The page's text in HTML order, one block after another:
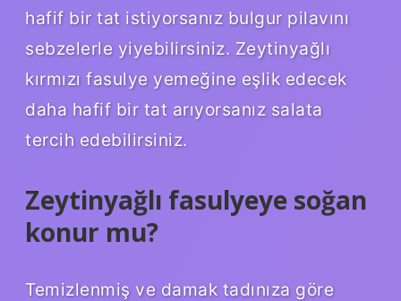
hafif bir tat istiyorsanız bulgur pilavını
sebzelerle yiyebilirsiniz. Zeytinyağlı
kırmızı fasulye yemeğine eşlik edecek
daha hafif bir tat arıyorsanız salata
tercih edebilirsiniz.
Zeytinyağlı fasulyeye soğan
konur mu?
Temizlenmiş ve damak tadınıza göre